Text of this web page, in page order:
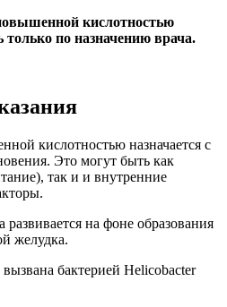
кислотностью
по назначению врача.
кислотностью назначается с
Это могут быть как
так и и внутренние
на фоне образования
желудка.
бактерией Helicobacter